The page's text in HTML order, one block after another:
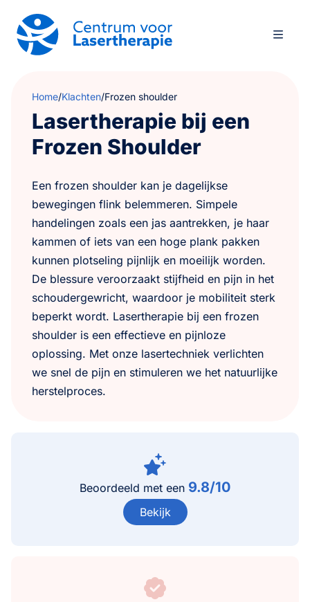
Home/Klachten/Frozen shoulder
Lasertherapie bij een
Frozen Shoulder
Een frozen shoulder kan je dagelijkse
bewegingen flink belemmeren. Simpele
handelingen zoals een jas aantrekken, je haar
kammen of iets van een hoge plank pakken
kunnen plotseling pijnlijk en moeilijk worden.
De blessure veroorzaakt stijfheid en pijn in het
schoudergewricht, waardoor je mobiliteit sterk
beperkt wordt. Lasertherapie bij een frozen
shoulder is een effectieve en pijnloze
oplossing. Met onze lasertechniek verlichten
we snel de pijn en stimuleren we het natuurlijke
herstelproces.
Beoordeeld met een 9.8/10
Bekijk